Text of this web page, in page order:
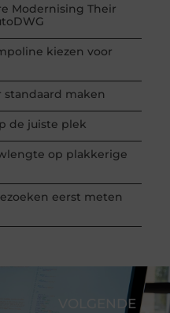
Modernising Their
kiezen voor
standaard maken
de juiste plek
op plakkerige
eerst meten
VOLGENDE